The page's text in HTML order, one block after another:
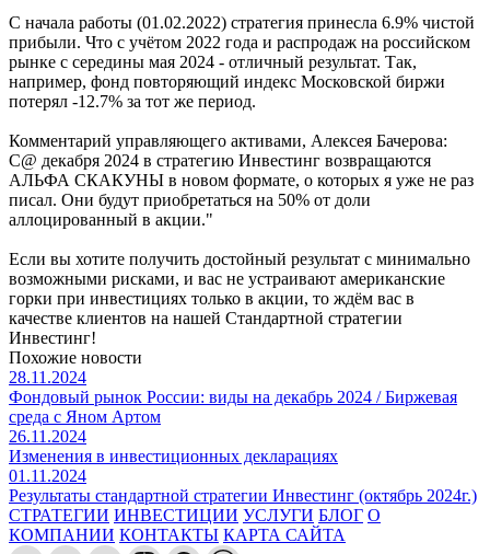
С начала работы (01.02.2022) стратегия принесла 6.9% чистой
прибыли. Что с учётом 2022 года и распродаж на российском
рынке с середины мая 2024 - отличный результат. Так,
например, фонд повторяющий индекс Московской биржи
потерял -12.7% за тот же период.
Комментарий управляющего активами, Алексея Бачерова:
С@ декабря 2024 в стратегию Инвестинг возвращаются
АЛЬФА СКАКУНЫ в новом формате, о которых я уже не раз
писал. Они будут приобретаться на 50% от доли
аллоцированный в акции."
Если вы хотите получить достойный результат с минимально
возможными рисками, и вас не устраивают американские
горки при инвестициях только в акции, то ждём вас в
качестве клиентов на нашей Стандартной стратегии
Инвестинг!
Похожие новости
28.11.2024
Фондовый рынок России: виды на декабрь 2024 / Биржевая
среда с Яном Артом
26.11.2024
Изменения в инвестиционных декларациях
01.11.2024
Результаты стандартной стратегии Инвестинг (октябрь 2024г.)
СТРАТЕГИИ ИНВЕСТИЦИИ УСЛУГИ БЛОГ О
КОМПАНИИ КОНТАКТЫ КАРТА САЙТА